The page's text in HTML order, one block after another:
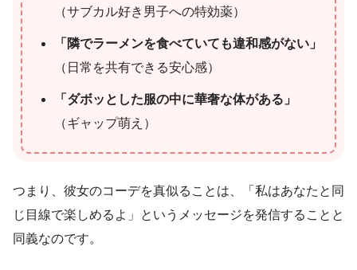
（サブカル好き男子への特効薬）
「隣でラーメンを食べていても違和感がない」
（日常を共有できる安心感）
「ダボッとした服の中に華奢な体がある」
（ギャップ萌え）
つまり、彼女のコーデを真似ることは、「私はあなたと同
じ目線で楽しめるよ」というメッセージを発信することと
同義なのです。